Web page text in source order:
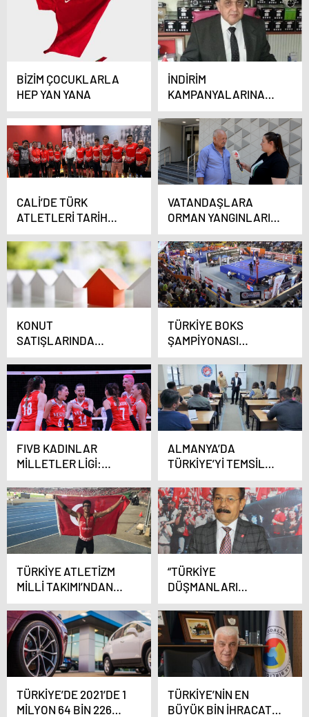
BİZİM ÇOCUKLARLA
HEP YAN YANA
İNDİRİM
KAMPANYALARINA
DİKKAT!
CALİ’DE TÜRK
ATLETLERİ TARİH
YAZDI
VATANDAŞLARA
ORMAN YANGINLARINI
SORDUK
KONUT
SATIŞLARINDA
TÜRKİYE REKORA
GİDERKEN, DÜNYA
DÜŞÜŞTE
TÜRKİYE BOKS
ŞAMPİYONASI
HEYECANI BAŞLADI
FIVB KADINLAR
MİLLETLER LİGİ:
TÜRKİYE: 3 –
TAYLAND: 1
ALMANYA’DA
TÜRKİYE’Yİ TEMSİL
EDECEKLER
TÜRKİYE ATLETİZM
MİLLİ TAKIMI’NDAN
TARİHİ BAŞARI
“TÜRKİYE
DÜŞMANLARI
SEVİNMİŞTİR”
TÜRKİYE’DE 2021’DE 1
MİLYON 64 BİN 226
TÜRKİYE’NİN EN
BÜYÜK BİN İHRACATÇI